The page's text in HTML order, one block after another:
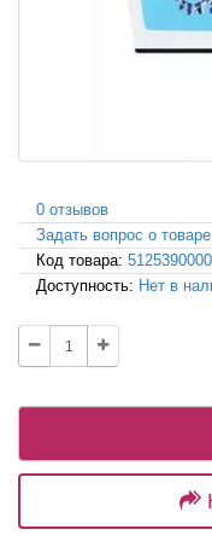
0 отзывов
Задать вопрос о товаре
Код товара:
Доступность: Нет в